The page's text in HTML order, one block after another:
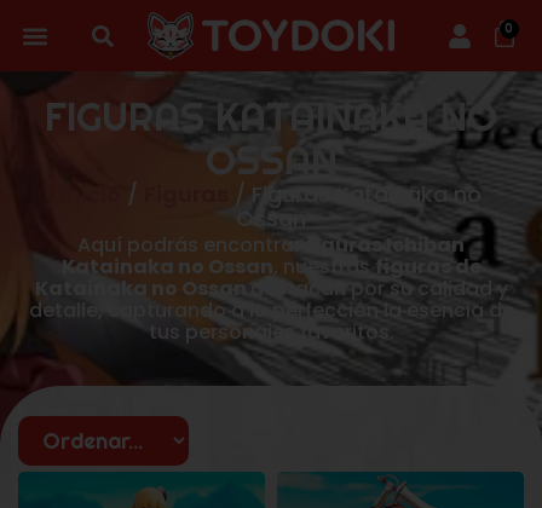
0
FIGURAS KATAINAKA NO
OSSAN
/
/ Figuras Katainaka no
Ossan
Aquí podrás encontrar figuras Ichiban
Katainaka no Ossan, nuestrasfiguras de
Katainaka no Ossandestacan por su calidad y
detalle, capturando a la perfección la esencia de
tus personajes favoritos.